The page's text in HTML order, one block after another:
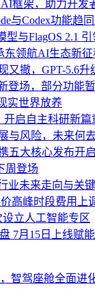
框架，助力开发
与Codex功能趋
型与FlagOS 2.1
东领航AI生态新征
又撤，GPT-5.6升
登场，部分功能
实世界放养
开启自主科研新篇
与风险，未来何去
五大核心发布开
周登场
未来走向与关键
高峰时段费用上
设立人工智能专区
7月15日上线赋